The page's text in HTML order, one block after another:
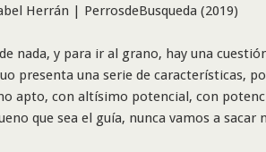
Herrán | PerrosdeBusqueda (2019)
nada, y para ir al grano, hay una
presenta una serie de características,
apto, con altísimo potencial, con
que sea el guía, nunca vamos a